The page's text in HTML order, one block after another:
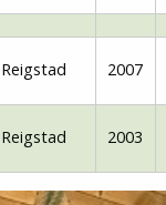
Reigstad 2007
Reigstad 2003